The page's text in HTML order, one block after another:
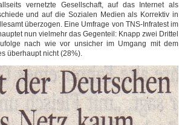
vernetzte Gesellschaft, auf das Internet als
und auf die Sozialen Medien als Korrektiv in
überzogen. Eine Umfrage von TNS-Infratest im
nun vielmehr das Gegenteil: Knapp zwei Drittel
nach wie vor unsicher im Umgang mit dem
überhaupt nicht (28%).